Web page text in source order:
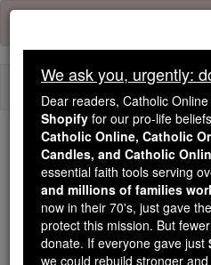
Skip
content
We ask you, urgently: don't
was
for
shut
We ask you, urgently:
Dear readers, Catholic
Shopify for our pro-life
Catholic Online, Catholic
Candles, and Catholic
essential faith tools serving
and millions of families
now in their 70's, just gave
protect this mission. But
donate. If everyone gave just
we could rebuild stronger